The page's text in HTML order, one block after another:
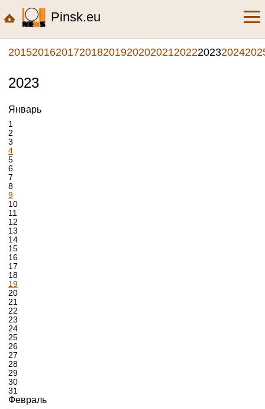
Pinsk.eu
2015201620172018201920202021202220232024
2023
Январь
1
2
3
4
5
6
7
8
9
10
11
12
13
14
15
16
17
18
19
20
21
22
23
24
25
26
27
28
29
30
31
Февраль